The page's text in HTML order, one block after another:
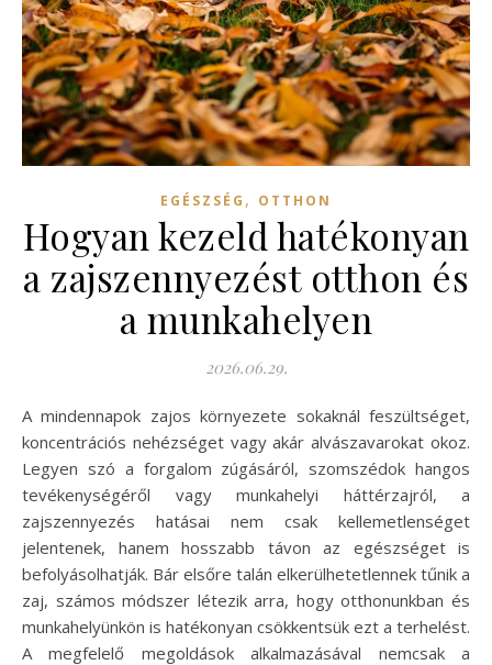
EGÉSZSÉG , OTTHON
Hogyan kezeld hatékonyan
a zajszennyezést otthon és
a munkahelyen
2026.06.29.
A mindennapok zajos környezete sokaknál feszültséget,
koncentrációs nehézséget vagy akár alvászavarokat okoz.
Legyen szó a forgalom zúgásáról, szomszédok hangos
tevékenységéről vagy munkahelyi háttérzajról, a
zajszennyezés hatásai nem csak kellemetlenséget
jelentenek, hanem hosszabb távon az egészséget is
befolyásolhatják. Bár elsőre talán elkerülhetetlennek tűnik a
zaj, számos módszer létezik arra, hogy otthonunkban és
munkahelyünkön is hatékonyan csökkentsük ezt a terhelést.
A megfelelő megoldások alkalmazásával nemcsak a